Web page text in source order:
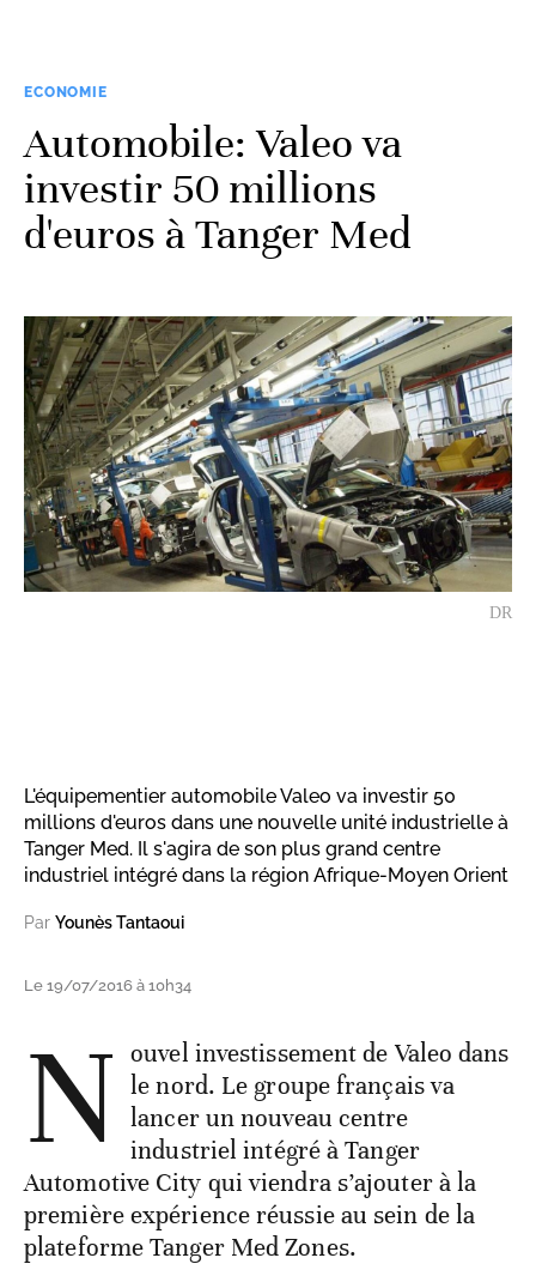
ECONOMIE
Automobile: Valeo va
investir 50 millions
d'euros à Tanger Med
DR
L'équipementier automobile Valeo va investir 50
millions d'euros dans une nouvelle unité industrielle à
Tanger Med. Il s'agira de son plus grand centre
industriel intégré dans la région Afrique-Moyen Orient
Par Younès Tantaoui
Le 19/07/2016 à 10h34
N ouvel investissement de Valeo dans
le nord. Le groupe français va
lancer un nouveau centre
industriel intégré à Tanger
Automotive City qui viendra s’ajouter à la
première expérience réussie au sein de la
plateforme Tanger Med Zones.